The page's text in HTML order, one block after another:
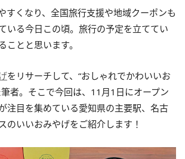
すくなり、全国旅行支援や地域クーポンも
いる今日この頃。旅行の予定を立ててい
ことと思います。
をリサーチして、“おしゃれでかわいいお
者。そこで今回は、11月1日にオープン
注目を集めている愛知県の主要駅、名古
のいいおみやげをご紹介します！